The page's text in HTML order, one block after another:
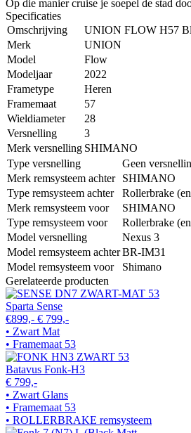
Op die manier cruise je soepel de stad
Specificaties
Omschrijving
UNION FLOW H57
Merk
UNION
Model
Flow
Modeljaar
2022
Frametype
Heren
Framemaat
57
Wieldiameter
28
Versnelling
3
Merk versnelling SHIMANO
Type versnelling
Geen
Merk remsysteem achter
SHIMANO
Type remsysteem achter
Rollerbrake
Merk remsysteem voor
SHIMANO
Type remsysteem voor
Rollerbrake
Model versnelling
Nexus 3
Model remsysteem achterBR-IM31
Model remsysteem voor
Shimano
Gerelateerde producten
Sparta Sense
€899,- € 799,-
• Zwart Mat
• Framemaat 53
Batavus Fonk-H3
€ 799,-
• Zwart Glans
• Framemaat 53
• ROLLERBRAKE remsysteem